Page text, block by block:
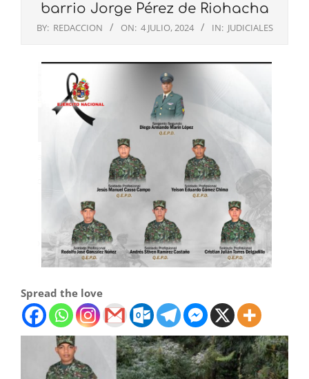
barrio Jorge Pérez de Riohacha
BY: REDACCION ON: 4 JULIO, 2024 IN: JUDICIALES
Spread the love